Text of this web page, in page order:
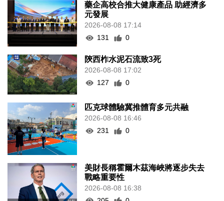
藥企高校合推大健康產品 助經濟多
元發展
2026-08-08 17:14
131
0
陝西柞水泥石流致3死
2026-08-08 17:02
127
0
匹克球體驗冀推體育多元共融
2026-08-08 16:46
231
0
美財長稱霍爾木茲海峽將逐步失去
戰略重要性
2026-08-08 16:38